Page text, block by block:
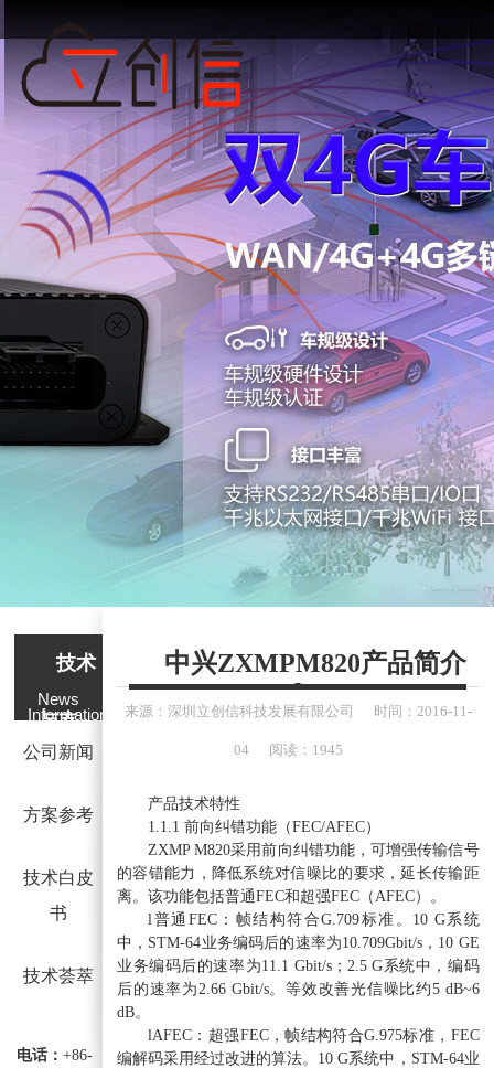
关
于
我
们
关
于
我
们
企
业
荣
誉
保
修
条
款
经
销
加
盟
工
业
路
由
模
块
嵌
入
式
工
业
路
由
模
块
工
业
网
关
双
卡
工
业
网
关
双
4G
车
规
级
路
由
器
5G
上
网
终
端
路
由
器
定
制
技术
与支
News
Information
公司新闻
方案参考
技术白皮
书
技术荟萃
电话：+86-
中兴ZXMPM820产品简介
来源： 深圳立创信科技发展有限公司 时间： 2016-11-
04 阅读：1945
产品技术特性
1.1.1 前向纠错功能（FEC/AFEC）
ZXMP M820采用前向纠错功能，可增强传输信号
的容错能力，降低系统对信噪比的要求，延长传输距
离。该功能包括普通FEC和超强FEC（AFEC）。
l普通FEC：帧结构符合G.709标准。10 G系统
中，STM-64业务编码后的速率为10.709Gbit/s，10 GE
业务编码后的速率为11.1 Gbit/s；2.5 G系统中，编码
后的速率为2.66 Gbit/s。等效改善光信噪比约5 dB~6
dB。
lAFEC：超强FEC，帧结构符合G.975标准，FEC
编解码采用经过改进的算法。10 G系统中，STM-64业